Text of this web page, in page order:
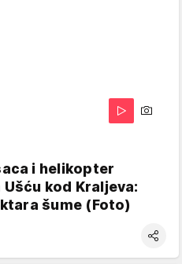
i helikopter
kod Kraljeva:
šume (Foto)